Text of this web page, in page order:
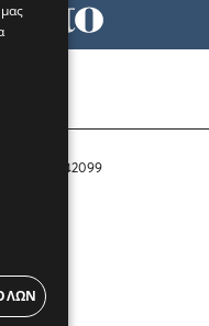
Μ.Η.Τ. 242099